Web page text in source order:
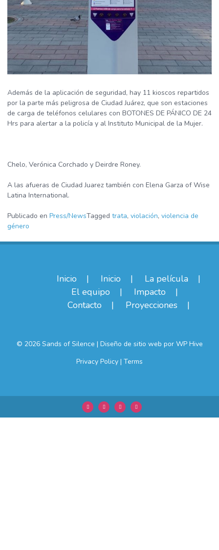
Además de la aplicación de seguridad, hay 11 kioscos repartidos
por la parte más peligrosa de Ciudad Juárez, que son estaciones
de carga de teléfonos celulares con BOTONES DE PÁNICO DE 24
Hrs para alertar a la policía y al Instituto Municipal de la Mujer.
Chelo, Verónica Corchado y Deirdre Roney.
A las afueras de Ciudad Juarez también con Elena Garza of Wise
Latina International.
Publicado en Press/NewsTagged trata, violación, violencia de
género
Inicio Inicio
La película
El equipo
Impacto
Contacto
Proyecciones
© 2026 Sands of Silence | Diseño de sitio web por WP Hive
Privacy Policy | Terms